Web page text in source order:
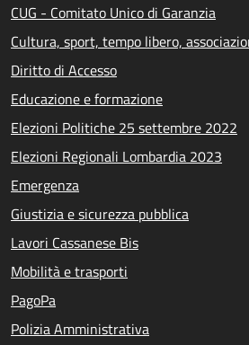
CUG - Comitato Unico di Garanzia
Cultura, sport, tempo libero,
Diritto di Accesso
Educazione e formazione
Elezioni Politiche 25 settembre 2022
Elezioni Regionali Lombardia 2023
Emergenza
Giustizia e sicurezza pubblica
Lavori Cassanese Bis
Mobilità e trasporti
PagoPa
Polizia Amministrativa